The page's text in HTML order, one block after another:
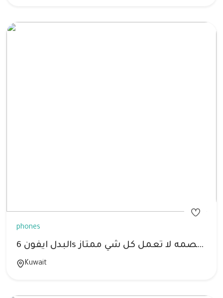
phones
البدل ايفون 6s بطاريه 100% حاله ممتازه جدا للبدل في اندرويد فقط البصمه لا تعمل كل شي ممتاز
Kuwait